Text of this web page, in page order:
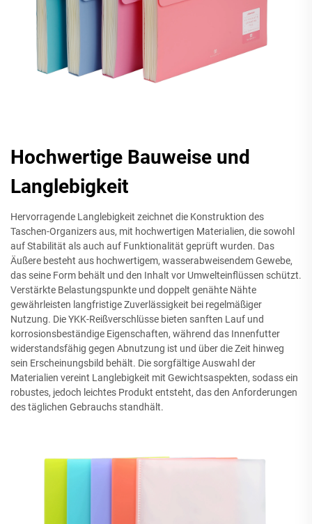
Hochwertige Bauweise und
Langlebigkeit
Hervorragende Langlebigkeit zeichnet die Konstruktion des
Taschen-Organizers aus, mit hochwertigen Materialien, die sowohl
auf Stabilität als auch auf Funktionalität geprüft wurden. Das
Äußere besteht aus hochwertigem, wasserabweisendem Gewebe,
das seine Form behält und den Inhalt vor Umwelteinflüssen schützt.
Verstärkte Belastungspunkte und doppelt genähte Nähte
gewährleisten langfristige Zuverlässigkeit bei regelmäßiger
Nutzung. Die YKK-Reißverschlüsse bieten sanften Lauf und
korrosionsbeständige Eigenschaften, während das Innenfutter
widerstandsfähig gegen Abnutzung ist und über die Zeit hinweg
sein Erscheinungsbild behält. Die sorgfältige Auswahl der
Materialien vereint Langlebigkeit mit Gewichtsaspekten, sodass ein
robustes, jedoch leichtes Produkt entsteht, das den Anforderungen
des täglichen Gebrauchs standhält.